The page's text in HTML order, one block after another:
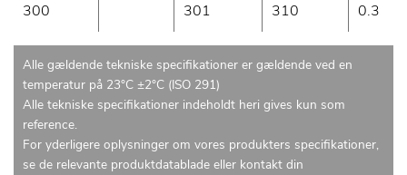
300 301 310 0.3
Alle gældende tekniske specifikationer er gældende ved en
temperatur på 23°C ±2°C (ISO 291)
Alle tekniske specifikationer indeholdt heri gives kun som
reference.
For yderligere oplysninger om vores produkters specifikationer,
se de relevante produktdatablade eller kontakt din